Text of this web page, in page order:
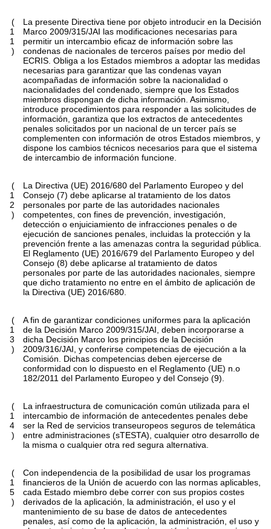
(
1
1
)
La presente Directiva tiene por objeto introducir en la Decisión
Marco 2009/315/JAI las modificaciones necesarias para
permitir un intercambio eficaz de información sobre las
condenas de nacionales de terceros países por medio del
ECRIS. Obliga a los Estados miembros a adoptar las medidas
necesarias para garantizar que las condenas vayan
acompañadas de información sobre la nacionalidad o
nacionalidades del condenado, siempre que los Estados
miembros dispongan de dicha información. Asimismo,
introduce procedimientos para responder a las solicitudes de
información, garantiza que los extractos de antecedentes
penales solicitados por un nacional de un tercer país se
complementen con información de otros Estados miembros, y
dispone los cambios técnicos necesarios para que el sistema
de intercambio de información funcione.
(
1
2
)
La Directiva (UE) 2016/680 del Parlamento Europeo y del
Consejo (7) debe aplicarse al tratamiento de los datos
personales por parte de las autoridades nacionales
competentes, con fines de prevención, investigación,
detección o enjuiciamiento de infracciones penales o de
ejecución de sanciones penales, incluidas la protección y la
prevención frente a las amenazas contra la seguridad pública.
El Reglamento (UE) 2016/679 del Parlamento Europeo y del
Consejo (8) debe aplicarse al tratamiento de datos
personales por parte de las autoridades nacionales, siempre
que dicho tratamiento no entre en el ámbito de aplicación de
la Directiva (UE) 2016/680.
(
1
3
)
A fin de garantizar condiciones uniformes para la aplicación
de la Decisión Marco 2009/315/JAI, deben incorporarse a
dicha Decisión Marco los principios de la Decisión
2009/316/JAI, y conferirse competencias de ejecución a la
Comisión. Dichas competencias deben ejercerse de
conformidad con lo dispuesto en el Reglamento (UE) n.o
182/2011 del Parlamento Europeo y del Consejo (9).
(
1
4
)
La infraestructura de comunicación común utilizada para el
intercambio de información de antecedentes penales debe
ser la Red de servicios transeuropeos seguros de telemática
entre administraciones (sTESTA), cualquier otro desarrollo de
la misma o cualquier otra red segura alternativa.
(
1
5
)
Con independencia de la posibilidad de usar los programas
financieros de la Unión de acuerdo con las normas aplicables,
cada Estado miembro debe correr con sus propios costes
derivados de la aplicación, la administración, el uso y el
mantenimiento de su base de datos de antecedentes
penales, así como de la aplicación, la administración, el uso y